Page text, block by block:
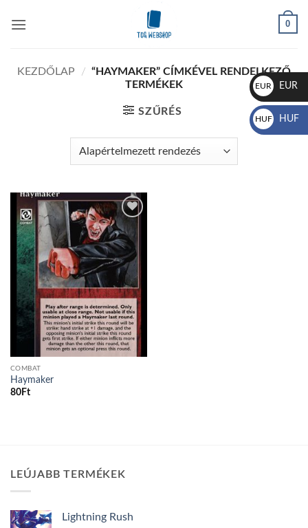
0
KEZDŐLAP / “HAYMAKER” CÍMKÉVEL RENDELKEZŐ
TERMÉKEK
SZŰRÉS
Add to
wishlist
COMBAT
Haymaker
80Ft
LEÚJABB TERMÉKEK
Lightning Rush
EUR
€
EUR
HUF
Ft
HUF